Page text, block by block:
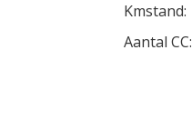
Kmstand:
Aantal CC: